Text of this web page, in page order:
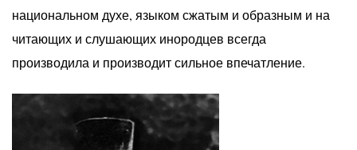
национальном духе, языком сжатым и образным и на
читающих и слушающих инородцев всегда
производила и производит сильное впечатление.